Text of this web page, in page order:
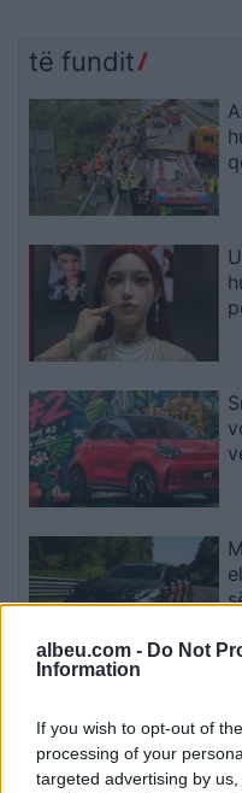
albeu.com - Do Not
Information
If you wish to opt-out of
processing of your
targeted advertising by
të fundit